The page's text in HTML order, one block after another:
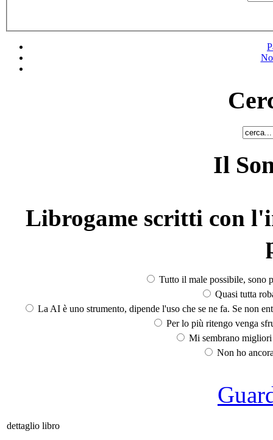
Il
Librogame scritti con
Tutto il male possibile, sono
Quasi tutta
La AI è uno strumento, dipende l'uso che se ne fa. Se non
Per lo più ritengo venga
Mi sembrano
Non ho
dettaglio libro